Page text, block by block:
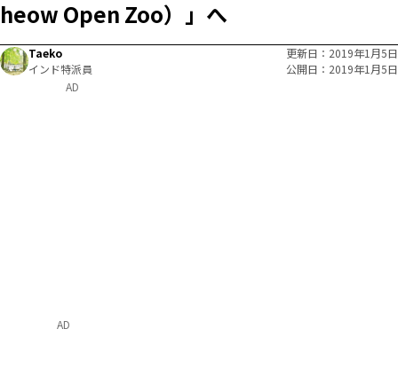
heow Open Zoo）」へ
Taeko
インド特派員
更新日
2019年1月5日
公開日
2019年1月5日
AD
AD